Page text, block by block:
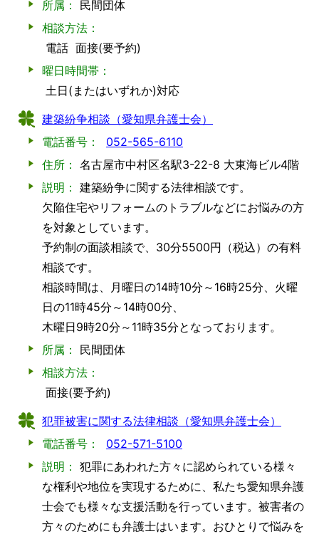
所属：
民間団体
相談方法：
電話 面接(要予約)
曜日時間帯：
土日(またはいずれか)対応
建築紛争相談（愛知県弁護士会）
電話番号：
052-565-6110
住所： 名古屋市中村区名駅3-22-8 大東海ビル4階
説明： 建築紛争に関する法律相談です。
欠陥住宅やリフォームのトラブルなどにお悩みの方
を対象としています。
予約制の面談相談で、30分5500円（税込）の有料
相談です。
相談時間は、月曜日の14時10分～16時25分、火曜
日の11時45分～14時00分、
木曜日9時20分～11時35分となっております。
所属：
民間団体
相談方法：
面接(要予約)
犯罪被害に関する法律相談（愛知県弁護士会）
電話番号：
052-571-5100
説明： 犯罪にあわれた方々に認められている様々
な権利や地位を実現するために、私たち愛知県弁護
士会でも様々な支援活動を行っています。被害者の
方々のためにも弁護士はいます。おひとりで悩みを